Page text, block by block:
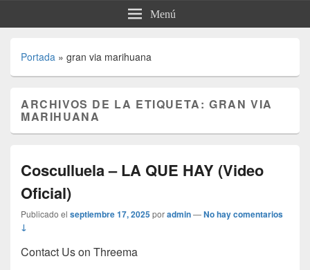
Menú
Portada » gran via marihuana
ARCHIVOS DE LA ETIQUETA:GRAN VIA
MARIHUANA
Cosculluela – LA QUE HAY (Video
Oficial)
Publicado el septiembre 17, 2025poradmin—No hay comentarios
↓
Contact Us on Threema